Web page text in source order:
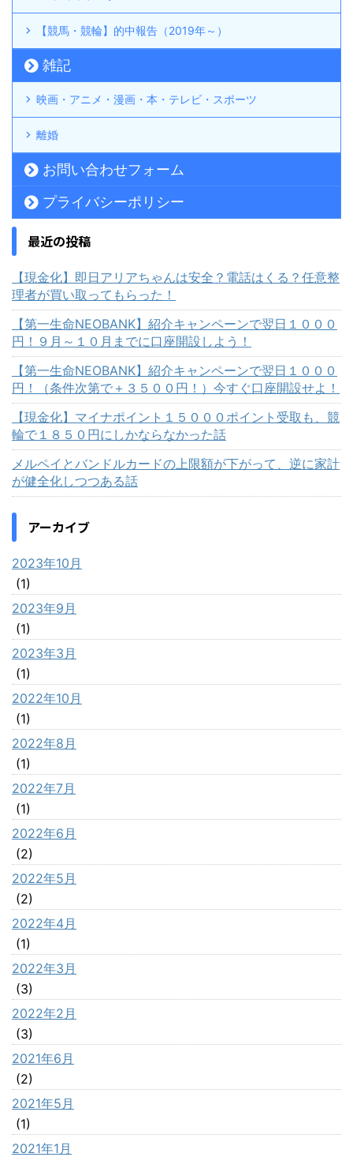
【競馬・競輪】的中報告（2019年～）
雑記
映画・アニメ・漫画・本・テレビ・スポーツ
離婚
お問い合わせフォーム
プライバシーポリシー
最近の投稿
【現金化】即日アリアちゃんは安全？電話はくる？任意整
理者が買い取ってもらった！
【第一生命NEOBANK】紹介キャンペーンで翌日１０００
円！９月～１０月までに口座開設しよう！
【第一生命NEOBANK】紹介キャンペーンで翌日１０００
円！（条件次第で＋３５００円！）今すぐ口座開設せよ！
【現金化】マイナポイント１５０００ポイント受取も、競
輪で１８５０円にしかならなかった話
メルペイとバンドルカードの上限額が下がって、逆に家計
が健全化しつつある話
アーカイブ
2023年10月
(1)
2023年9月
(1)
2023年3月
(1)
2022年10月
(1)
2022年8月
(1)
2022年7月
(1)
2022年6月
(2)
2022年5月
(2)
2022年4月
(1)
2022年3月
(3)
2022年2月
(3)
2021年6月
(2)
2021年5月
(1)
2021年1月